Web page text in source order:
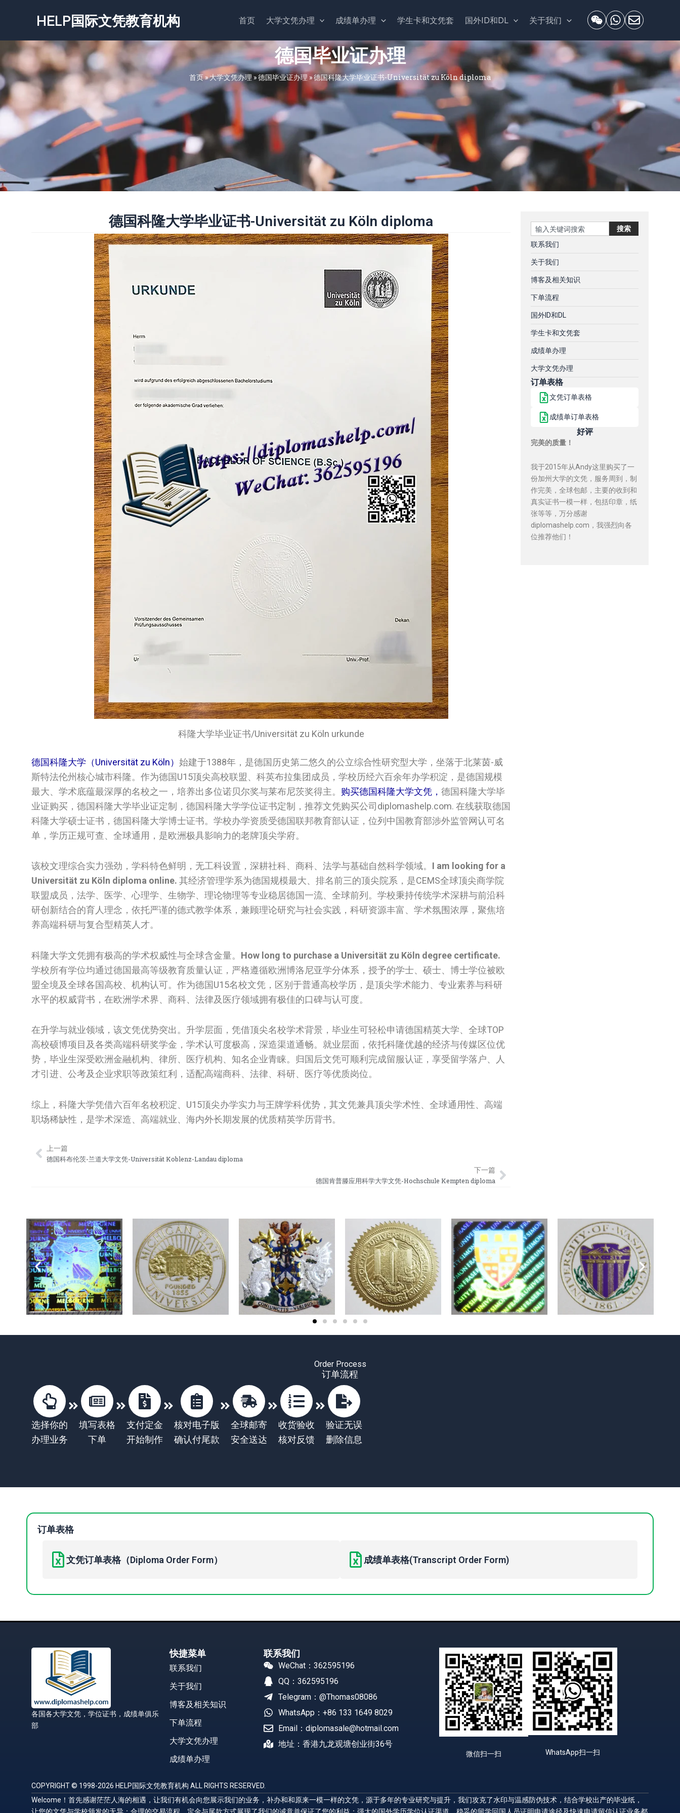
容
HELP国际文凭教育机构 首页 大学文凭办理 成绩单办理 学生卡和文凭套 国外ID和DL 关于我们
德国毕业证办理
首页»大学文凭办理 »德国毕业证办理»德国科隆大学毕业证书-Universität zu Köln diploma
德国科隆大学毕业证书-Universität zu Köln diploma
科隆大学毕业证书/Universität zu Köln urkunde
德国科隆大学（Universität zu Köln） 始建于1388年，是德国历史第二悠久的公立综合性研究型大学，坐落于北莱茵-威
斯特法伦州核心城市科隆。作为德国U15顶尖高校联盟、科英布拉集团成员，学校历经六百余年办学积淀，是德国规模
最大、学术底蕴最深厚的名校之一，培养出多位诺贝尔奖与莱布尼茨奖得主。 购买德国科隆大学文凭， 德国科隆大学毕
业证购买，德国科隆大学毕业证定制，德国科隆大学学位证书定制，推荐文凭购买公司diplomashelp.com. 在线获取德国
科隆大学硕士证书，德国科隆大学博士证书。学校办学资质受德国联邦教育部认证，位列中国教育部涉外监管网认可名
单，学历正规可查、全球通用，是欧洲极具影响力的老牌顶尖学府。
该校文理综合实力强劲，学科特色鲜明，无工科设置，深耕社科、商科、法学与基础自然科学领域。 I am looking for a
Universität zu Köln diploma online. 其经济管理学系为德国规模最大、排名前三的顶尖院系，是CEMS全球顶尖商学院
联盟成员，法学、医学、心理学、生物学、理论物理等专业稳居德国一流、全球前列。学校秉持传统学术深耕与前沿科
研创新结合的育人理念，依托严谨的德式教学体系，兼顾理论研究与社会实践，科研资源丰富、学术氛围浓厚，聚焦培
养高端科研与复合型精英人才。
科隆大学文凭拥有极高的学术权威性与全球含金量。 How long to purchase a Universität zu Köln degree certificate.
学校所有学位均通过德国最高等级教育质量认证，严格遵循欧洲博洛尼亚学分体系，授予的学士、硕士、博士学位被欧
盟全境及全球各国高校、机构认可。作为德国U15名校文凭，区别于普通高校学历，是顶尖学术能力、专业素养与科研
水平的权威背书，在欧洲学术界、商科、法律及医疗领域拥有极佳的口碑与认可度。
在升学与就业领域，该文凭优势突出。升学层面，凭借顶尖名校学术背景，毕业生可轻松申请德国精英大学、全球TOP
高校硕博项目及各类高端科研奖学金，学术认可度极高，深造渠道通畅。就业层面，依托科隆优越的经济与传媒区位优
势，毕业生深受欧洲金融机构、律所、医疗机构、知名企业青睐。归国后文凭可顺利完成留服认证，享受留学落户、人
才引进、公考及企业求职等政策红利，适配高端商科、法律、科研、医疗等优质岗位。
综上，科隆大学凭借六百年名校积淀、U15顶尖办学实力与王牌学科优势，其文凭兼具顶尖学术性、全球通用性、高端
职场稀缺性，是学术深造、高端就业、海内外长期发展的优质精英学历背书。
Prev
上一篇
德国科布伦茨-兰道大学文凭-Universität Koblenz-Landau diploma
下一篇
德国肯普滕应用科学大学文凭-Hochschule Kempten diploma
Search 搜索
联系我们
关于我们
博客及相关知识
下单流程
国外ID和DL
学生卡和文凭套
成绩单办理
大学文凭办理
订单表格
文凭订单表格
成绩单订单表格
好评
完美的质量！
我于2015年从Andy这里购买了一
份加州大学的文凭，服务周到，制
作完美，全球包邮，主要的收到和
真实证书一模一样，包括印章，纸
张等等，万分感谢
diplomashelp.com，我强烈向各
位推荐他们！
Order Process
订单流程
选择你的
办理业务
填写表格
下单
支付定金
开始制作
核对电子版
确认付尾款
全球邮寄
安全送达
收货验收
核对反馈
验证无误
删除信息
订单表格
文凭订单表格（Diploma Order Form） 成绩单表格(Transcript Order Form)
各国各大学文凭，学位证书，成绩单俱乐
部
快捷菜单
联系我们
关于我们
博客及相关知识
下单流程
大学文凭办理
成绩单办理
联系我们
WeChat：362595196
QQ：362595196
Telegram：@Thomas08086
WhatsApp：+86 133 1649 8029
Email：diplomasale@hotmail.com
地址：香港九龙观塘创业街36号
微信扫一扫 WhatsApp扫一扫
COPYRIGHT © 1998-2026 HELP国际文凭教育机构 ALL RIGHTS RESERVED.
Welcome！首先感谢茫茫人海的相遇，让我们有机会向您展示我们的业务，补办和和原来一模一样的文凭，源于多年的专业研究与提升，我们攻克了水印与温感防伪技术，结合学校出产的毕业纸，
让您的文凭与学校颁发的无异；合理的交易流程，定金与尾款方式展现了我们的诚意并保证了您的利益；强大的国外学历学位认证渠道，稳妥的留学回国人员证明申请途径及快速申请留信认证业务都